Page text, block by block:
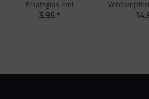
Ersatzglas 4ml
3,95 *